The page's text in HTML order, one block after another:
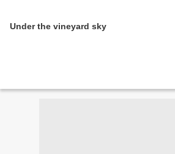
Under the vineyard sky